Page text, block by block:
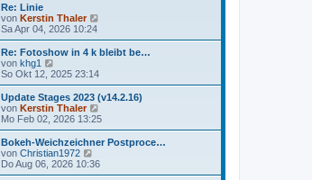
e
i
r
g
s
t
r
B
e
i
r
a
g
Re: Linie
von Kerstin Thaler
u
e
r
B
e
i
r
g
Sa Apr 04, 2026 10:24
Re: Fotoshow in 4 k bleibt be…
von khg1
e
u
e
s
t
r
B
e
i
So Okt 12, 2025 23:14
Update Stages 2023 (v14.2.16)
von Kerstin Thaler
e
u
e
t
Mo Feb 02, 2026 13:25
Bokeh-Weichzeichner Postproce…
von Christian1972
e
u
Do Aug 06, 2026 10:36